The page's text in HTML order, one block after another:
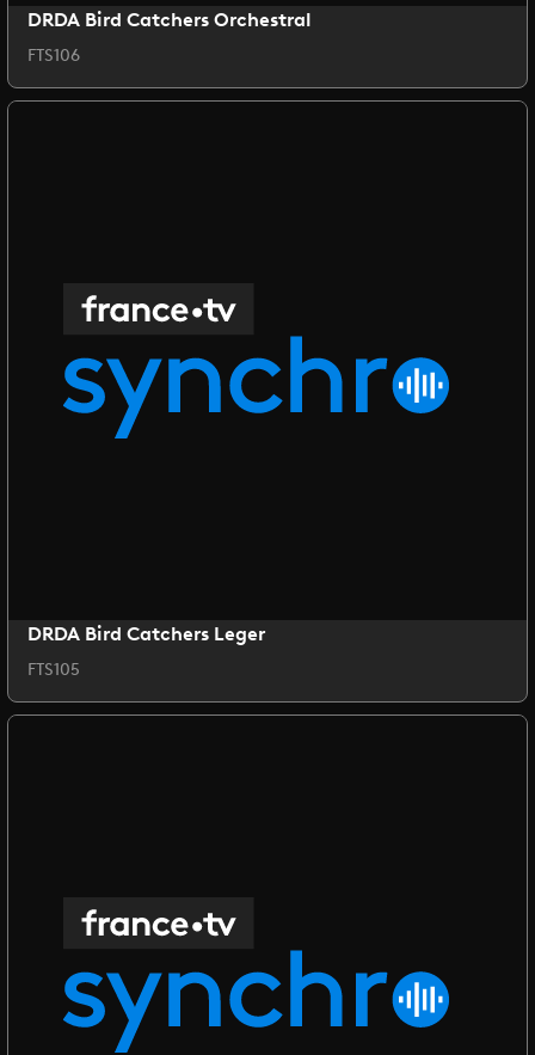
DRDA Bird Catchers Orchestral
FTS106
DRDA Bird Catchers Leger
FTS105